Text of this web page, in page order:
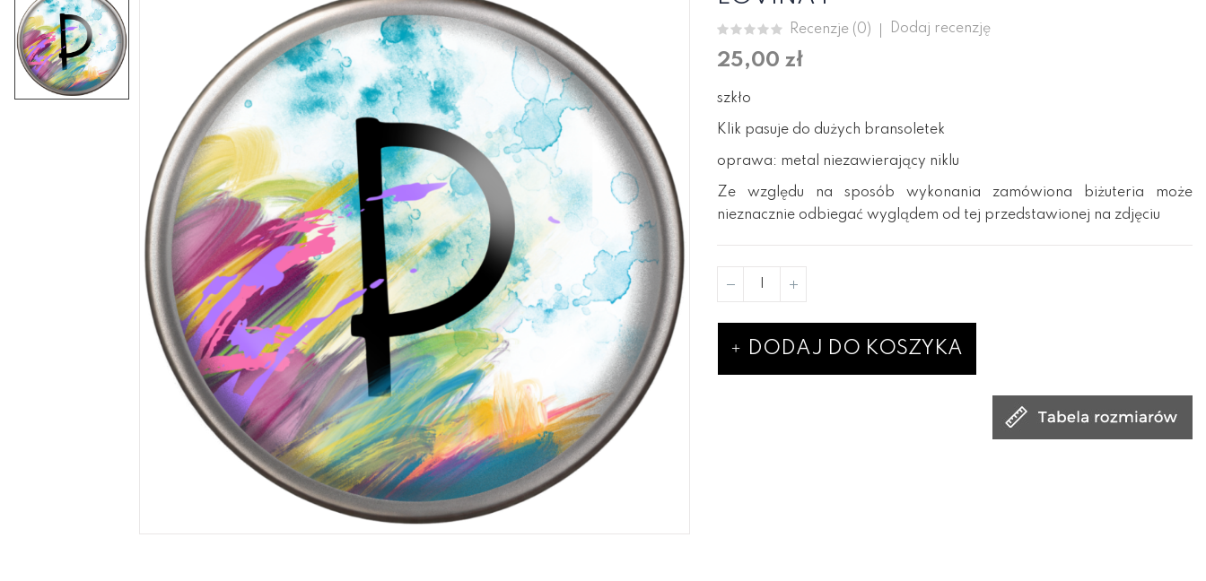
Recenzje (0) Dodaj recenzję
25,00 zł
szkło
Klik pasuje do dużych bransoletek
oprawa: metal niezawierający niklu
Ze względu na sposób wykonania zamówiona biżuteria może
nieznacznie odbiegać wyglądem od tej przedstawionej na zdjęciu
DODAJ DO KOSZYKA